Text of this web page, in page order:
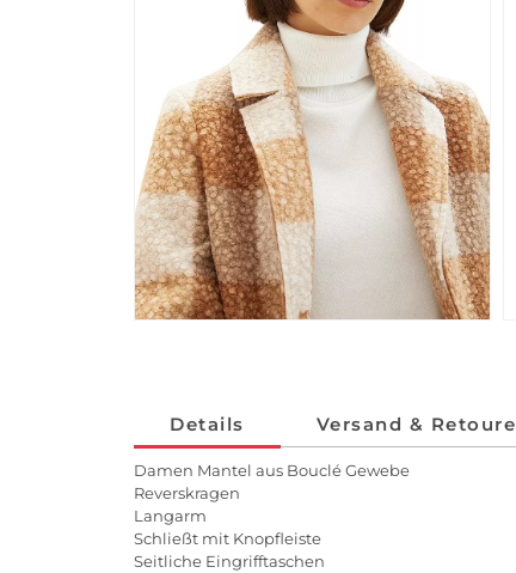
Details Versand & Retoure
Damen Mantel aus Bouclé Gewebe
Reverskragen
Langarm
Schließt mit Knopfleiste
Seitliche Eingrifftaschen